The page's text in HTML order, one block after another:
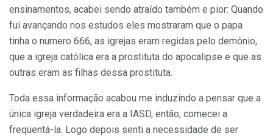
ensinamentos, acabei sendo atraído também e pior: Quando
fui avançando nos estudos eles mostraram que o papa
tinha o numero 666, as igrejas eram regidas pelo demônio,
que a igreja católica era a prostituta do apocalipse e que as
outras eram as filhas dessa prostituta.
Toda essa informação acabou me induzindo a pensar que a
única igreja verdadeira era a IASD, então, comecei a
frequentá-la. Logo depois senti a necessidade de ser